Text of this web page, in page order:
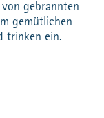
gebrannten
gemütlichen
trinken ein.